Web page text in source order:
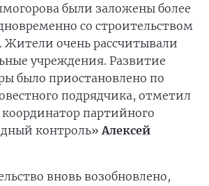
были заложены более
со строительством
Жители очень рассчитывали
учреждения. Развитие
было приостановлено по
подрядчика, отметил
партийного
контроль»Алексей
вновь возобновлено,